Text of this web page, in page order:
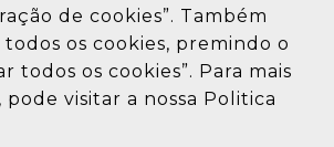
de cookies”. Também
os cookies, premindo o
todos os cookies”. Para mais
visitar a nossa Politica